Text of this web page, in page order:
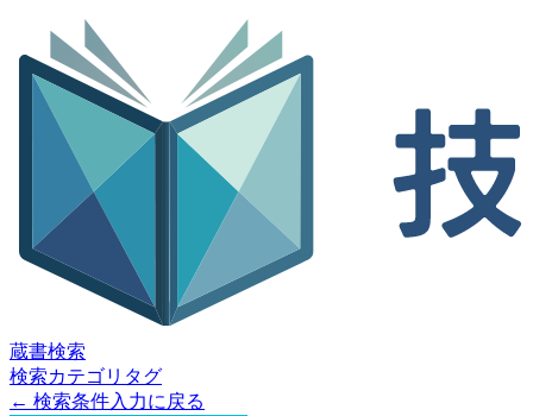
蔵書検索
検索カテゴリ タグ
← 検索条件入力に戻る